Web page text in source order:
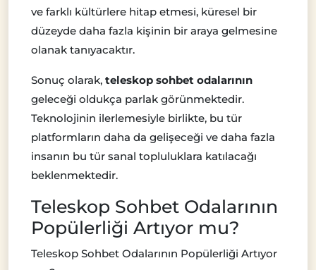
ve farklı kültürlere hitap etmesi, küresel bir
düzeyde daha fazla kişinin bir araya gelmesine
olanak tanıyacaktır.
Sonuç olarak, teleskop sohbet odalarının
geleceği oldukça parlak görünmektedir.
Teknolojinin ilerlemesiyle birlikte, bu tür
platformların daha da gelişeceği ve daha fazla
insanın bu tür sanal topluluklara katılacağı
beklenmektedir.
Teleskop Sohbet Odalarının
Popülerliği Artıyor mu?
Teleskop Sohbet Odalarının Popülerliği Artıyor